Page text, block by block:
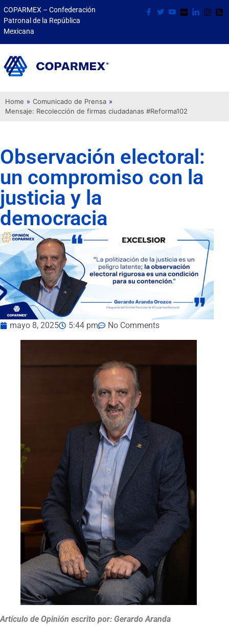
COPARMEX – Confederación
Patronal de la República
Mexicana
Home » Comunicado de Prensa »
Mensaje: Recolección de firmas ciudadanas #Reforma102
Observación electoral:
un compromiso con la
justicia y la
democracia
mayo 8, 2025 5:44 pm No Comments
Artículo de Opinión escrito por: Gerardo Aranda